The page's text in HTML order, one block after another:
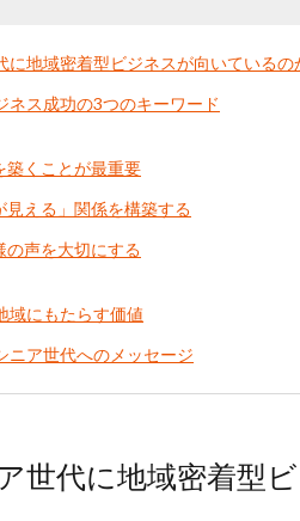
に地域密着型ビジネスが向いているの
ネス成功の3つのキーワード
築くことが最重要
見える」関係を構築する
の声を大切にする
域にもたらす価値
ニア世代へのメッセージ
世代に地域密着型